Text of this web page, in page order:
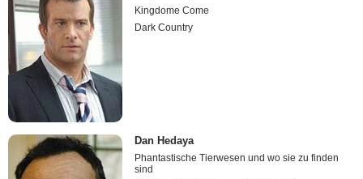
Kingdome Come
Dark Country
Dan Hedaya
Phantastische Tierwesen und wo sie zu finden
sind